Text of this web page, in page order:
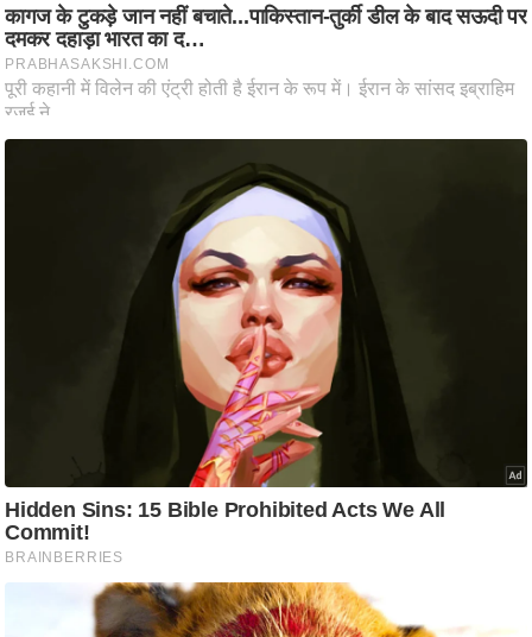
ध
र्म
ज्यो
ति
ष
व्र
त
त्यो
हा